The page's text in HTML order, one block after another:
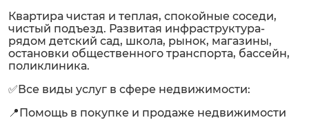
Квартира чистая и теплая, спокойные соседи,
чистый подъезд. Развитая инфраструктура-
рядом детский сад, школа, рынок, магазины,
остановки общественного транспорта, бассейн,
поликлиника.
✅Все виды услуг в сфере недвижимости:
📍Помощь в покупке и продаже недвижимости